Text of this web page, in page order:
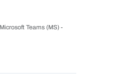
Teams (MS) -